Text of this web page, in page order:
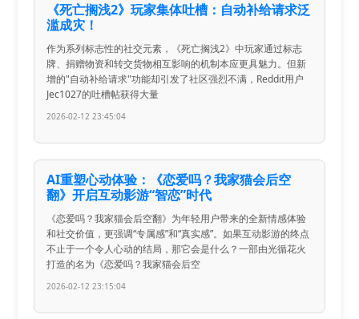
《死亡搁浅2》玩家集体吐槽：自动补给请求泛
滥成灾！
作为系列标志性的社交元素，《死亡搁浅2》中玩家通过标志
牌、捐赠物资和转交货物相互影响的机制本应更具魅力。但新
增的"自动补给请求"功能却引发了社区强烈不满，Reddit用户
Jec1027的吐槽帖获得大量
2026-02-12 23:45:04
AI重塑心动体验：《恋爱吗？我家猫会后空
翻》开启互动影游“智恋”时代
《恋爱吗？我家猫会后空翻》为年轻用户带来的全新情感体验
和社交价值，更强调“专属感”和“真实感”。如果互动影游的终点
不止于一个令人心动的结局，那它会是什么？一部由光循花火
打造的名为《恋爱吗？我家猫会后空
2026-02-12 23:15:04